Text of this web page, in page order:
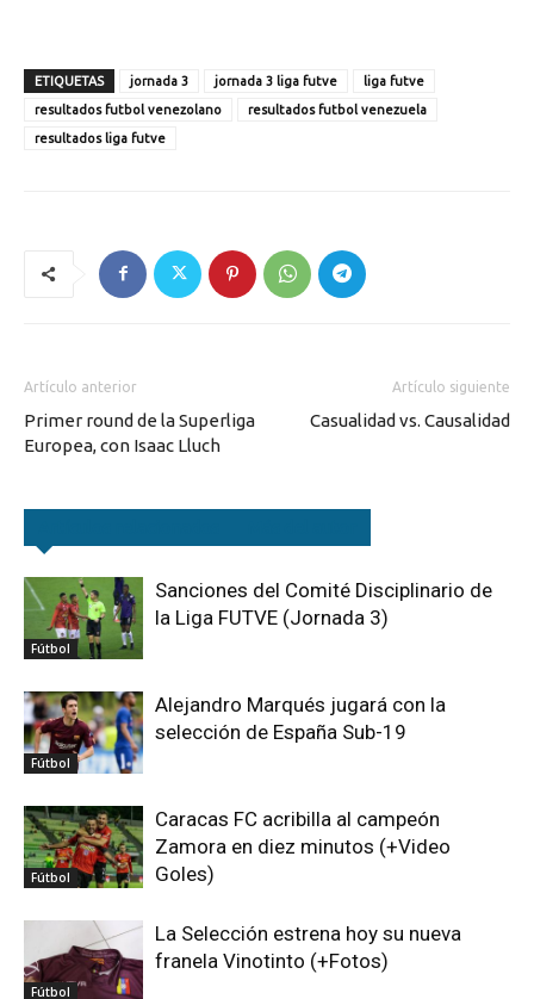
ETIQUETAS jornada 3 jornada 3 liga futve
liga futve
resultados futbol venezolano
resultados futbol venezuela
resultados liga futve
Artículo anterior
Primer round de la Superliga
Europea, con Isaac Lluch
Artículo siguiente
Casualidad vs. Causalidad
Fútbol
Sanciones del Comité Disciplinario de
la Liga FUTVE (Jornada 3)
Fútbol
Alejandro Marqués jugará con la
selección de España Sub-19
Fútbol
Caracas FC acribilla al campeón
Zamora en diez minutos (+Video
Goles)
Fútbol
La Selección estrena hoy su nueva
franela Vinotinto (+Fotos)